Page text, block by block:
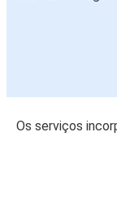
Os serviços